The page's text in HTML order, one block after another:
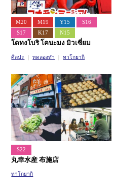
M20 M19 Y15
S16
S17
K17 N15
โดทงโบริ โคนะมง มิวเซี่ยม
ศิลปะ ทดลองทำ ทาโกยากิ
S22
丸幸水産 布施店
ทาโกยากิ